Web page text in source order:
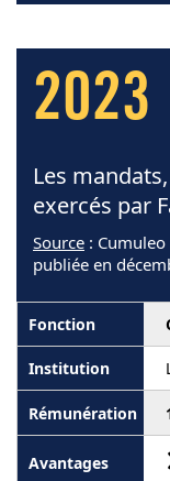
2023
Les
exercés par
Source :
publiée en